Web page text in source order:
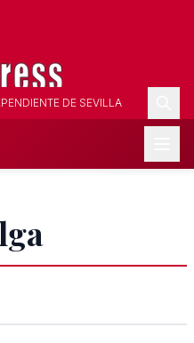
DE SEVILLA